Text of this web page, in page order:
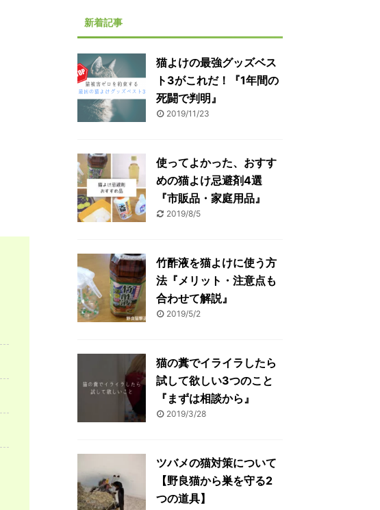
新着記事
猫よけの最強グッズベス
ト3がこれだ！『1年間の
死闘で判明』
2019/11/23
使ってよかった、おすす
めの猫よけ忌避剤4選
『市販品・家庭用品』
2019/8/5
竹酢液を猫よけに使う方
法『メリット・注意点も
合わせて解説』
2019/5/2
猫の糞でイライラしたら
試して欲しい3つのこと
『まずは相談から』
2019/3/28
ツバメの猫対策について
【野良猫から巣を守る2
つの道具】